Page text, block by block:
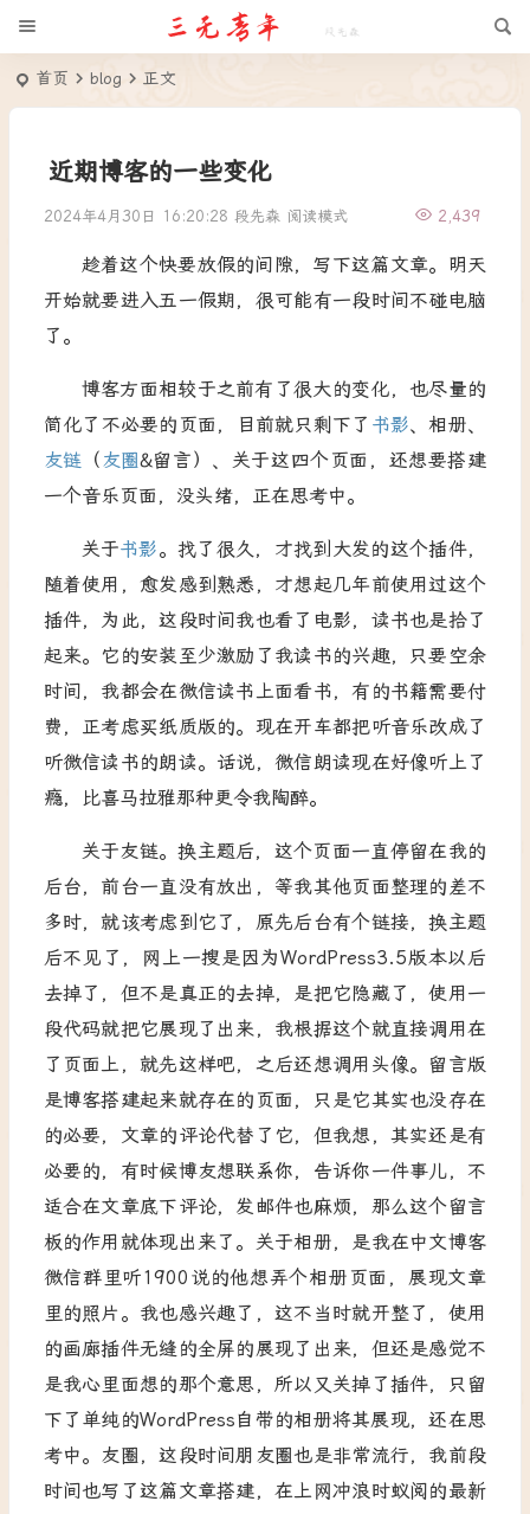
首页 blog 正文
近期博客的一些变化
2024年4月30日 16:20:28 段先森 2,439
阅读模式
趁着这个快要放假的间隙，写下这篇文章。明天
开始就要进入五一假期，很可能有一段时间不碰电脑
了。
博客方面相较于之前有了很大的变化，也尽量的
简化了不必要的页面，目前就只剩下了 书影、相册、
友链（友圈&留言）、关于这四个页面，还想要搭建
一个音乐页面，没头绪，正在思考中。
关于书影。找了很久，才找到大发的这个插件，
随着使用，愈发感到熟悉，才想起几年前使用过这个
插件，为此，这段时间我也看了电影，读书也是拾了
起来。它的安装至少激励了我读书的兴趣，只要空余
时间，我都会在微信读书上面看书，有的书籍需要付
费，正考虑买纸质版的。现在开车都把听音乐改成了
听微信读书的朗读。话说，微信朗读现在好像听上了
瘾，比喜马拉雅那种更令我陶醉。
关于友链。换主题后，这个页面一直停留在我的
后台，前台一直没有放出，等我其他页面整理的差不
多时，就该考虑到它了，原先后台有个链接，换主题
后不见了，网上一搜是因为WordPress3.5版本以后
去掉了，但不是真正的去掉，是把它隐藏了，使用一
段代码就把它展现了出来，我根据这个就直接调用在
了页面上，就先这样吧，之后还想调用头像。留言版
是博客搭建起来就存在的页面，只是它其实也没存在
的必要，文章的评论代替了它，但我想，其实还是有
必要的，有时候博友想联系你，告诉你一件事儿，不
适合在文章底下评论，发邮件也麻烦，那么这个留言
板的作用就体现出来了。关于相册，是我在中文博客
微信群里听1900说的他想弄个相册页面，展现文章
里的照片。我也感兴趣了，这不当时就开整了，使用
的画廊插件无缝的全屏的展现了出来，但还是感觉不
是我心里面想的那个意思，所以又关掉了插件，只留
下了单纯的WordPress自带的相册将其展现，还在思
考中。友圈，这段时间朋友圈也是非常流行，我前段
时间也写了这篇文章搭建，在上网冲浪时蚁阅的最新